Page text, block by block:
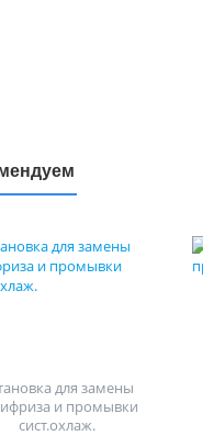
для замены
и промывки
сист.охлаж.